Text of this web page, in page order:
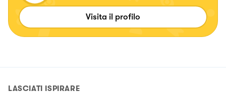
Visita il profilo
LASCIATI ISPIRARE